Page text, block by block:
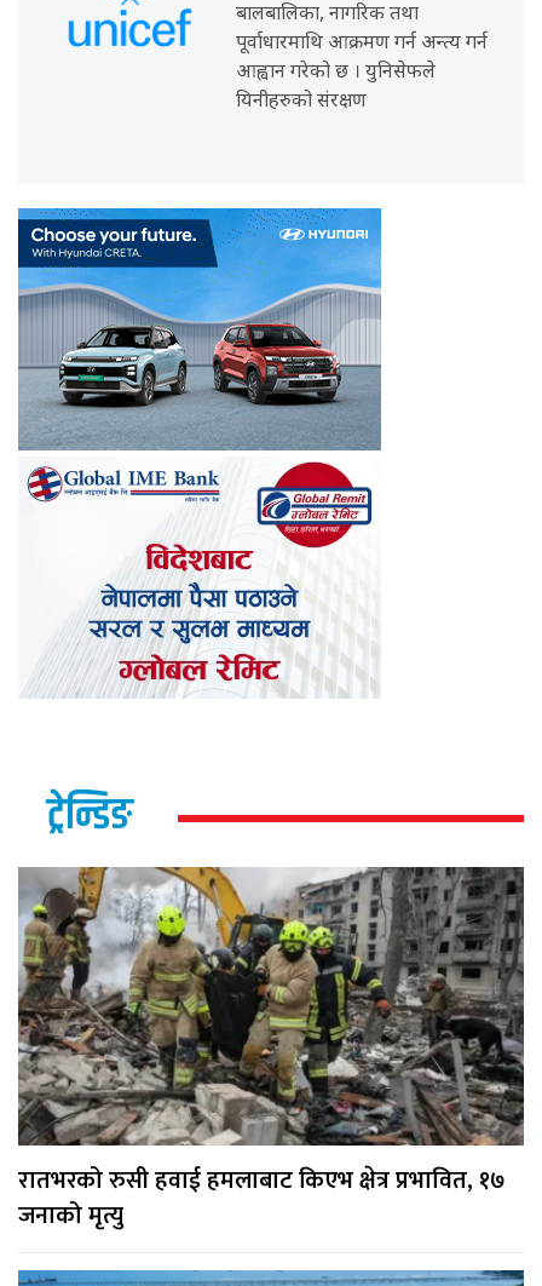
बालबालिका, नागरिक तथा
पूर्वाधारमाथि आक्रमण गर्न अन्त्य गर्न
आह्वान गरेको छ । युनिसेफले
यिनीहरुको संरक्षण
ट्रेन्डिङ
रातभरको रुसी हवाई हमलाबाट किएभ क्षेत्र प्रभावित, १७
जनाको मृत्यु